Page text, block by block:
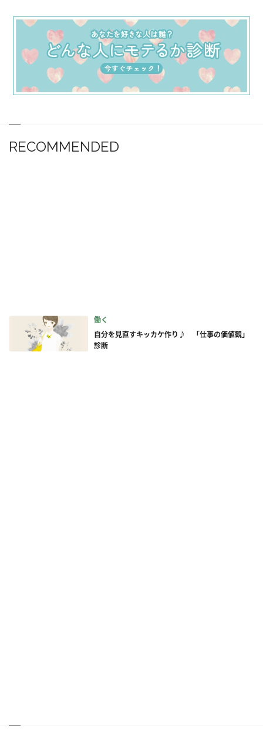
RECOMMENDED
働く
自分を見直すキッカケ作り♪ 「仕事の価値観」
診断